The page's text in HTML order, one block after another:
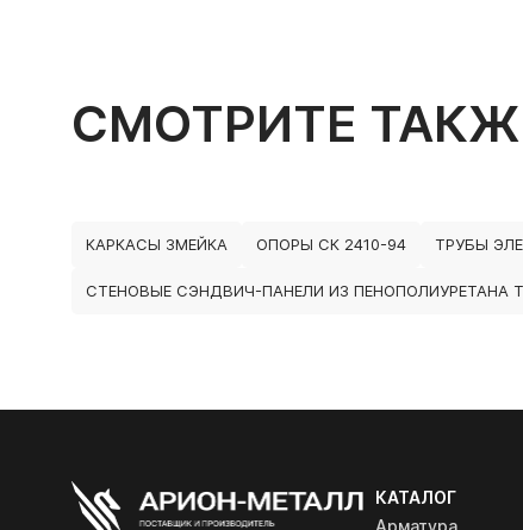
СМОТРИТЕ
КАРКАСЫ ЗМЕЙКА ОПОРЫ СК 2410-94 ТРУБЫ
СТЕНОВЫЕ СЭНДВИЧ-ПАНЕЛИ ИЗ ПЕНОПОЛИУРЕТАНА
КАТАЛОГ
Арматура